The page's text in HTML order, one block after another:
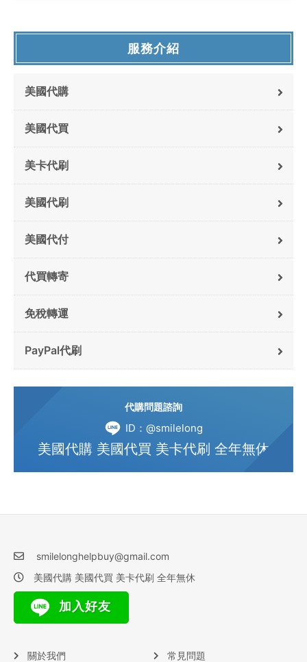
服務介紹
美國代購
美國代買
美卡代刷
美國代刷
美國代付
代買轉寄
免稅轉運
PayPal代刷
代購問題諮詢
ID：@smilelong
美國代購 美國代買 美卡代刷 全年無休
smilelonghelpbuy@gmail.com
美國代購 美國代買 美卡代刷 全年無休
加入好友
關於我們 常見問題